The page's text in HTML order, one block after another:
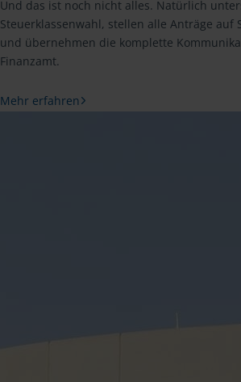
Und das ist noch nicht alles. Natürlich
Steuerklassenwahl, stellen alle Anträge auf
und übernehmen die komplette
Finanzamt.
Mehr erfahren